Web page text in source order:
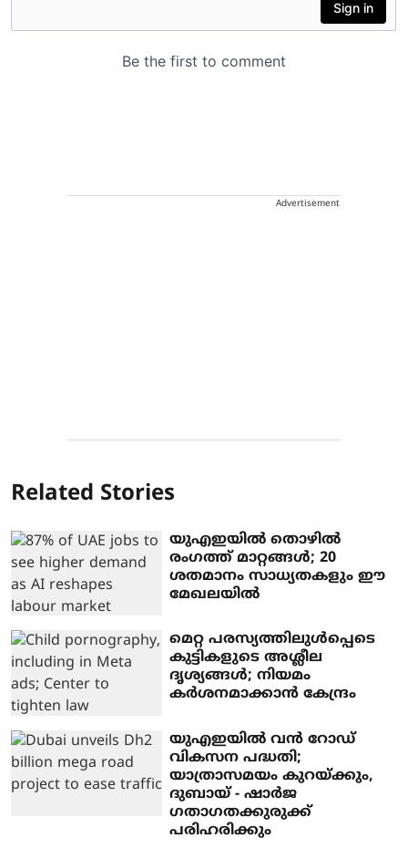
Advertisement
Related Stories
യുഎഇയില്‍ തൊഴില്‍
രംഗത്ത് മാറ്റങ്ങള്‍; 20
ശതമാനം സാധ്യതകളും ഈ
മേഖലയില്‍
മെറ്റ പരസ്യത്തിലുള്‍പ്പെടെ
കുട്ടികളുടെ അശ്ലീല
ദൃശ്യങ്ങള്‍; നിയമം
കര്‍ശനമാക്കാന്‍ കേന്ദ്രം
യുഎഇയില്‍ വന്‍ റോഡ്
വികസന പദ്ധതി;
യാത്രാസമയം കുറയ്ക്കും,
ദുബായ് - ഷാര്‍ജ
ഗതാഗതക്കുരുക്ക്
പരിഹരിക്കും